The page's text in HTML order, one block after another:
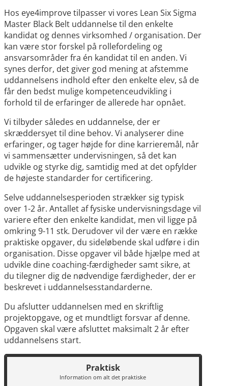
Hos eye4improve tilpasser vi vores Lean Six Sigma
Master Black Belt uddannelse til den enkelte
kandidat og dennes virksomhed / organisation. Der
kan være stor forskel på rollefordeling og
ansvarsområder fra én kandidat til en anden. Vi
synes derfor, det giver god mening at afstemme
uddannelsens indhold efter den enkelte elev, så de
får den bedst mulige kompetenceudvikling i
forhold til de erfaringer de allerede har opnået.
Vi tilbyder således en uddannelse, der er
skræddersyet til dine behov. Vi analyserer dine
erfaringer, og tager højde for dine karrieremål, når
vi sammensætter undervisningen, så det kan
udvikle og styrke dig, samtidig med at det opfylder
de højeste standarder for certificering.
Selve uddannelsesperioden strækker sig typisk
over 1-2 år. Antallet af fysiske undervisningsdage vil
variere efter den enkelte kandidat, men vil ligge på
omkring 9-11 stk. Derudover vil der være en række
praktiske opgaver, du sideløbende skal udføre i din
organisation. Disse opgaver vil både hjælpe med at
udvikle dine coaching-færdigheder samt sikre, at
du tilegner dig de nødvendige færdigheder, der er
beskrevet i uddannelsesstandarderne.
Du afslutter uddannelsen med en skriftlig
projektopgave, og et mundtligt forsvar af denne.
Opgaven skal være afsluttet maksimalt 2 år efter
uddannelsens start.
Praktisk
Information om alt det praktiske